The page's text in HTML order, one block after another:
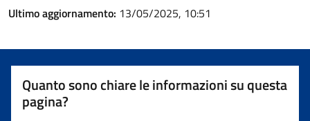
Ultimo aggiornamento: 13/05/2025, 10:51
Quanto sono chiare le informazioni su questa
pagina?